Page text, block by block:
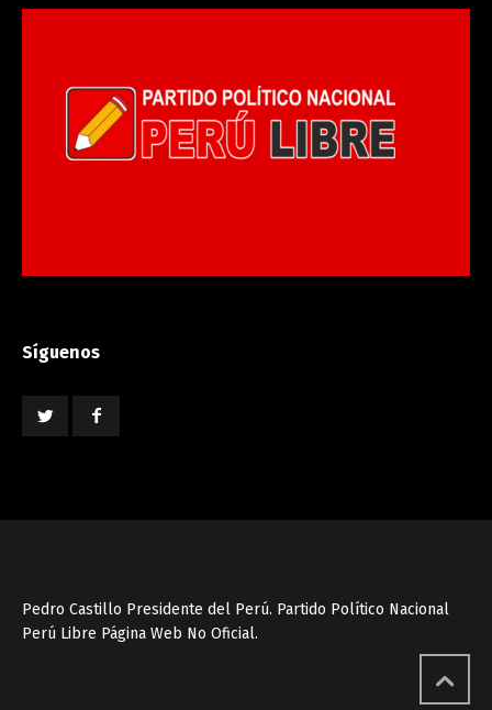
Síguenos
Pedro Castillo Presidente del Perú. Partido Político Nacional
Perú Libre Página Web No Oficial.